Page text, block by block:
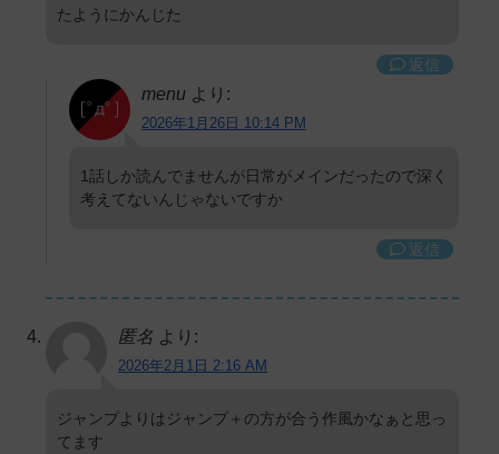
たようにかんじた
返信
menu より:
2026年1月26日 10:14 PM
1話しか読んでませんが日常がメインだったので深く
考えてないんじゃないですか
返信
匿名 より:
2026年2月1日 2:16 AM
ジャンプよりはジャンプ＋の方が合う作風かなぁと思っ
てます